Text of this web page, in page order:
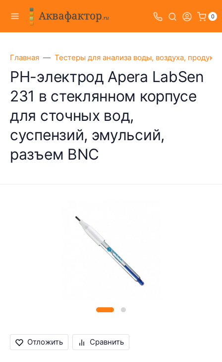
0
Главная Тестеры для анализа воды, воздуха,
PH-электрод Apera LabSen
231 в стеклянном корпусе
для сточных вод,
суспензий, эмульсий,
разъем BNC
Отложить Сравнить